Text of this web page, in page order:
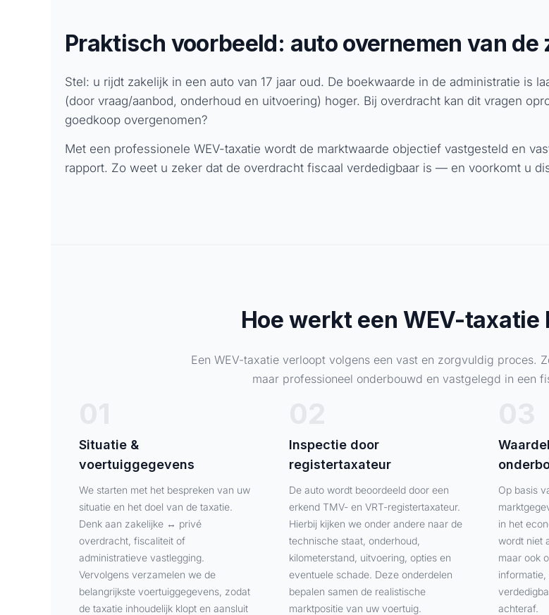
Praktisch voorbeeld: auto overnemen van de
Stel: u rijdt zakelijk in een auto van 17 jaar oud. De boekwaarde in de administratie is
(door vraag/aanbod, onderhoud en uitvoering) hoger. Bij overdracht kan dit vragen
goedkoop overgenomen?
Met een professionele WEV-taxatie wordt de marktwaarde objectief vastgesteld en
rapport. Zo weet u zeker dat de overdracht fiscaal verdedigbaar is — en voorkomt u
Hoe werkt een WEV-taxatie
Een WEV-taxatie verloopt volgens een vast en zorgvuldig proces.
maar professioneel onderbouwd en vastgelegd in een
Situatie &
voertuiggegevens
We starten met het bespreken van uw
situatie en het doel van de taxatie.
Denk aan zakelijke ↔ privé
overdracht, fiscaliteit of
administratieve vastlegging.
Vervolgens verzamelen we de
belangrijkste voertuiggegevens, zodat
de taxatie inhoudelijk klopt en aansluit
Inspectie door
registertaxateur
De auto wordt beoordeeld door een
erkend TMV- en VRT-registertaxateur.
Hierbij kijken we onder andere naar de
technische staat, onderhoud,
kilometerstand, uitvoering, opties en
eventuele schade. Deze onderdelen
bepalen samen de realistische
marktpositie van uw voertuig.
Op basis
in het
wordt niet
maar ook
achteraf.